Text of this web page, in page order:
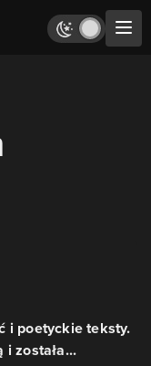
i poetyckie teksty.
i została...